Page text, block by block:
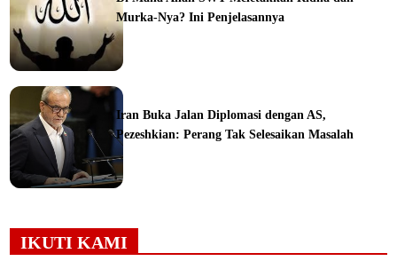
Murka-Nya? Ini Penjelasannya
Iran Buka Jalan Diplomasi dengan AS,
Pezeshkian: Perang Tak Selesaikan Masalah
IKUTI KAMI